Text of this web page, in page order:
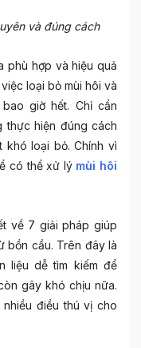
và đúng cách
phù hợp và hiệu quả
loại bỏ mùi hôi và
giờ hết. Chỉ cần
thực hiện đúng cách
khó loại bỏ. Chính vì
có thể xử lý mùi hôi
về 7 giải pháp giúp
bồn cầu. Trên đây là
liệu dễ tìm kiếm để
gây khó chịu nữa.
điều thú vị cho